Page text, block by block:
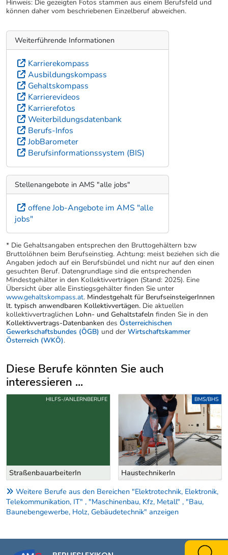
Hinweis: Die gezeigten Fotos stammen aus einem Berufsfeld und
können daher vom beschriebenen Einzelberuf abweichen.
Weiterführende Informationen
Karrierekompass
Ausbildungskompass
Gehaltskompass
Karrierevideos
Karrierefotos
Weiterbildungsdatenbank
Berufs-Infos
JobBarometer
Berufsinformationssystem (BIS)
Stellenangebote in AMS "alle jobs"
offene Job-Angebote im AMS "alle
jobs"
* Die Gehaltsangaben entsprechen den Bruttogehältern bzw
Bruttolöhnen beim Berufseinstieg. Achtung: meist beziehen sich die
Angaben jedoch auf ein Berufsbündel und nicht nur auf den einen
gesuchten Beruf. Datengrundlage sind die entsprechenden
Mindestgehälter in den Kollektivverträgen (Stand: 2025). Eine
Übersicht über alle Einstiegsgehälter finden Sie unter
www.gehaltskompass.at. Mindestgehalt für BerufseinsteigerInnen
lt. typisch anwendbaren Kollektivvertägen. Die aktuellen
kollektivvertraglichen Lohn- und Gehaltstafeln finden Sie in den
Kollektivvertrags-Datenbanken des Österreichischen
Gewerkschaftsbundes (ÖGB) und der Wirtschaftskammer
Österreich (WKÖ).
Diese Berufe könnten Sie auch
interessieren ...
Uber weitere Berufsvorschläge
StraßenbauarbeiterIn
HILFS-/ANLERNBERUFE
HaustechnikerIn
BMS/BHS
Weitere Berufe aus den Bereichen "Elektrotechnik, Elektronik,
Telekommunikation, IT" , "Maschinenbau, Kfz, Metall" , "Bau,
Baunebengewerbe, Holz, Gebäudetechnik" anzeigen